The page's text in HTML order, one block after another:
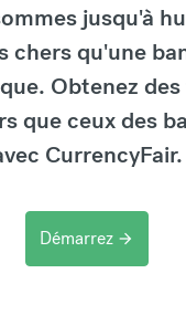
jusqu'à
chers qu'une
Obtenez
que ceux des
CurrencyFair.
Démarrez arrow_forward